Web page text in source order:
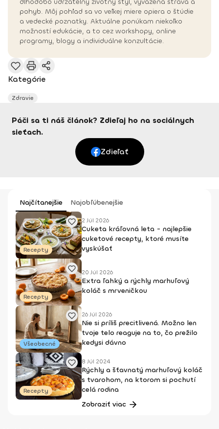
pohyb. Môj pohľad sa vo veľkej miere opiera o štúdie
a vedecké poznatky. Aktuálne ponúkam niekoľko
možností edukácie, a to cez workshopy, online
programy, blogy a individuálne konzultácie.
Kategórie
Zdravie
Páči sa ti náš článok? Zdieľaj ho na sociálnych
sieťach.
Zdieľať
Najčítanejšie Najobľúbenejšie
Recepty
2 Júl 2026
Cuketa kráľovná leta - najlepšie
cuketové recepty, ktoré musíte
vyskúšať
Recepty
20 Júl 2026
Extra ľahký a rýchly marhuľový
koláč s mrveničkou
Všeobecné
26 Júl 2026
Nie si príliš precitlivená. Možno len
tvoje telo reaguje na to, čo prežilo
kedysi dávno
Recepty
8 Júl 2024
Rýchly a šťavnatý marhuľový koláč
s tvarohom, na ktorom si pochutí
celá rodina
Zobraziť viac